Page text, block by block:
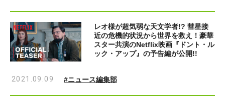
レオ様が超気弱な天文学者!? 彗星接
近の危機的状況から世界を救え！豪華
スター共演のNetflix映画『ドント・ル
ック・アップ』の予告編が公開!!
2021.09.09 #ニュース編集部